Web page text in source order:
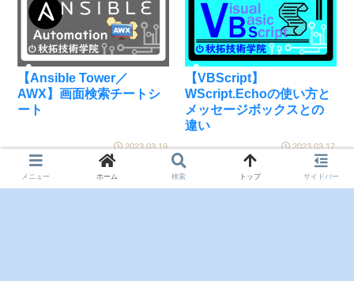
【Ansible Tower／
AWX】画面検索チートシ
ート
2023.03.19
【VBScript】
WScript.Echoの使い方と
メッセージボックスとの
違い
2023.03.17
メニュー ホーム 検索 トップ サイドバー